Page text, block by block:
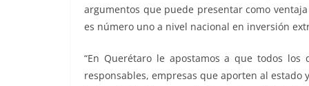
argumentos que puede presentar como
es número uno a nivel nacional en inversión
“En Querétaro le apostamos a que todos
responsables, empresas que aporten al